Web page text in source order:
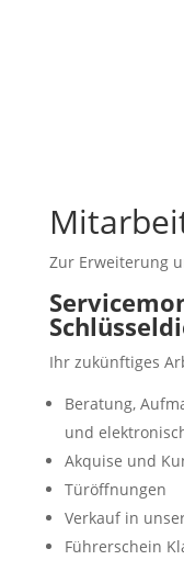
Zur Erweiterung
Ihr zukünftiges
Beratung,
und
Akquise und
Türöffnungen
Verkauf in
Führerschein